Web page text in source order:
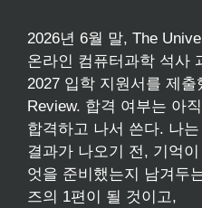
2026년 6월 말, The
온라인 컴퓨터과학 석사
2027 입학 지원서를 제
Review. 합격 여부는 아
합격하고 나서 쓴다. 나
결과가 나오기 전, 기억
엇을 준비했는지 남겨두
즈의 1편이 될 것이고,